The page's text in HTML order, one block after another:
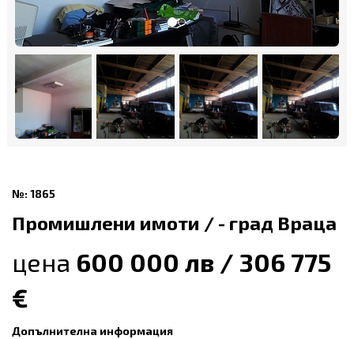
№: 1865
Промишлени имоти / - град Враца
цена 600 000 лв / 306 775
€
Допълнителна информация